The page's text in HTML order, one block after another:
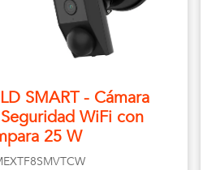
SMART - Cámara
WiFi con
25 W